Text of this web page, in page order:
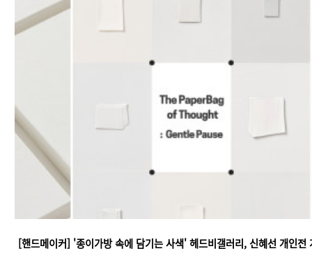
[핸드메이커] '종이가방 속에 담기는 사색' 헤드비갤러리, 신혜선 개인전